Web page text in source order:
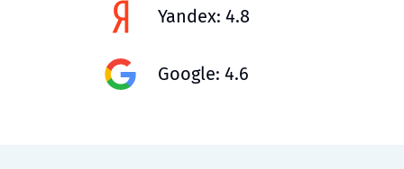
Yandex: 4.8
Google: 4.6